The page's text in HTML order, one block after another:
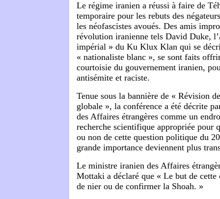
Le régime iranien a réussi à faire de
temporaire pour les rebuts des
les néofascistes avoués. Des amis
révolution iranienne tels David Duke,
impérial » du Ku Klux Klan qui se
« nationaliste blanc », se sont faits
courtoisie du gouvernement iranien,
antisémite et raciste.
Tenue sous la bannière de « Révision
globale », la conférence a été décrite
des Affaires étrangères comme un
recherche scientifique appropriée pour
ou non de cette question politique du
grande importance deviennent plus
Le ministre iranien des Affaires
Mottaki a déclaré que « Le but de cette
de nier ou de confirmer la Shoah. »